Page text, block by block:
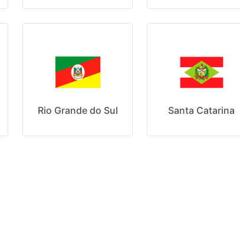
Rio Grande do Sul Santa Catarina